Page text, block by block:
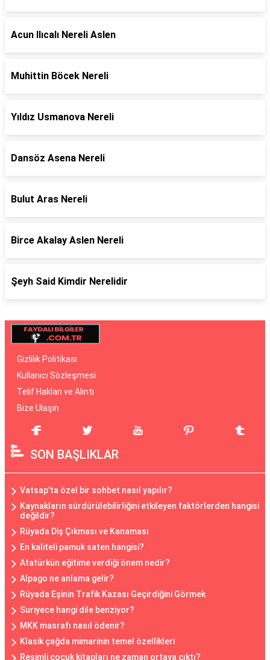
Acun Ilıcalı Nereli Aslen
Muhittin Böcek Nereli
Yıldız Usmanova Nereli
Dansöz Asena Nereli
Bulut Aras Nereli
Birce Akalay Aslen Nereli
Şeyh Said Kimdir Nerelidir
Gizlilik Politikası
Kullanıcı Sözleşmesi
Telif Hakları ve Alıntı
Bize Ulaşın
SON BAŞLIKLAR
Vatsap'ta özel bir sohbet nasıl yapılır?
Kaynakların sürdürülebilirliğini etkileyen faktörlerden hangisi
değildir?
Rüyada Diş Çıkması ve Kanaması
En kaliteli pamuk saten hangisi?
Atatürkün eğitime verdiği önem nedir?
Alpago ne anlama gelir?
Rüyada Eşinin Trafik Kazası Geçirdiğini Görmek
Suriyece hangi dile benziyor?
MKK masrafı nasıl ödenir?
Klasik çağda mimarinin temel özellikleri
Resimli çocuk kitapları ne zaman ortaya çıktı?